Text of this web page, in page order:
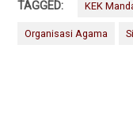
TAGGED: KEK
Organisasi Agama